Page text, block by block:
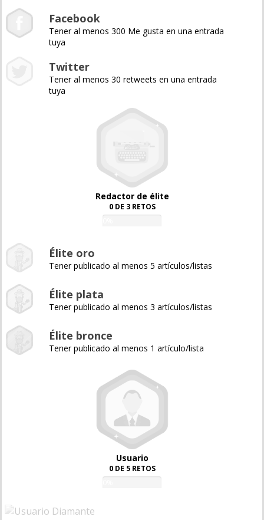
Facebook
Tener al menos 300 Me gusta en una entrada
tuya
Twitter
Tener al menos 30 retweets en una entrada
tuya
Redactor de élite
0 DE 3 RETOS
Élite oro
Tener publicado al menos 5 artículos/listas
Élite plata
Tener publicado al menos 3 artículos/listas
Élite bronce
Tener publicado al menos 1 artículo/lista
Usuario
0 DE 5 RETOS